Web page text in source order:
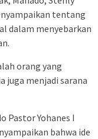
tentang
dalam menyebarkan
orang yang
juga menjadi sarana
Pastor Yohanes I
bahwa ide